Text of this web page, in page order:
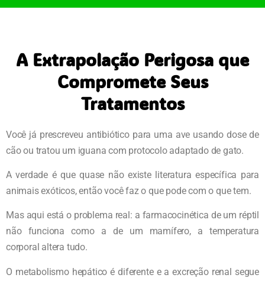
A Extrapolação Perigosa que
Compromete Seus
Tratamentos
Você já prescreveu antibiótico para uma ave usando dose de
cão ou tratou um iguana com protocolo adaptado de gato.
A verdade é que quase não existe literatura específica para
animais exóticos, então você faz o que pode com o que tem.
Mas aqui está o problema real: a farmacocinética de um réptil
não funciona como a de um mamífero, a temperatura
corporal altera tudo.
O metabolismo hepático é diferente e a excreção renal segue